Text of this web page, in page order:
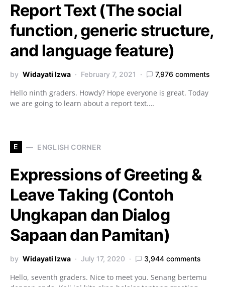
Report Text (The social
function, generic structure,
and language feature)
by Widayati Izwa February 7, 2021 7,976 comments
Hello ninth graders. Howdy? Hope everyone is great. Today
we are going to learn about a report text.…
E ENGLISH CORNER
Expressions of Greeting &
Leave Taking (Contoh
Ungkapan dan Dialog
Sapaan dan Pamitan)
by Widayati Izwa July 17, 2020 3,944 comments
Hello, seventh graders. Nice to meet you. Senang bertemu